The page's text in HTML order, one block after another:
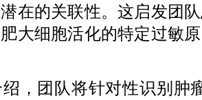
在的关联性。这启发团
大细胞活化的特定过敏
团队将针对性识别肿